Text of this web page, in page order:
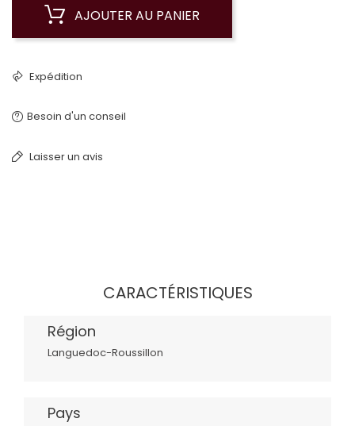
AJOUTER AU PANIER
Expédition
Besoin d'un conseil
Laisser un avis
CARACTÉRISTIQUES
Région
Languedoc-Roussillon
Pays